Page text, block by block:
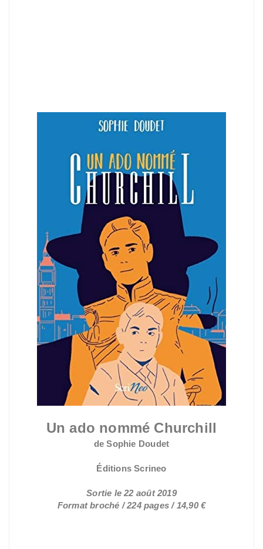
Un ado nommé Churchill
de Sophie Doudet
Éditions Scrineo
Sortie le 22 août 2019
Format broché / 224 pages / 14,90 €